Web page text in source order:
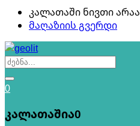
კალათაში ნივთი არაა
მაღაზიის გვერდი
0
კალათაშია0